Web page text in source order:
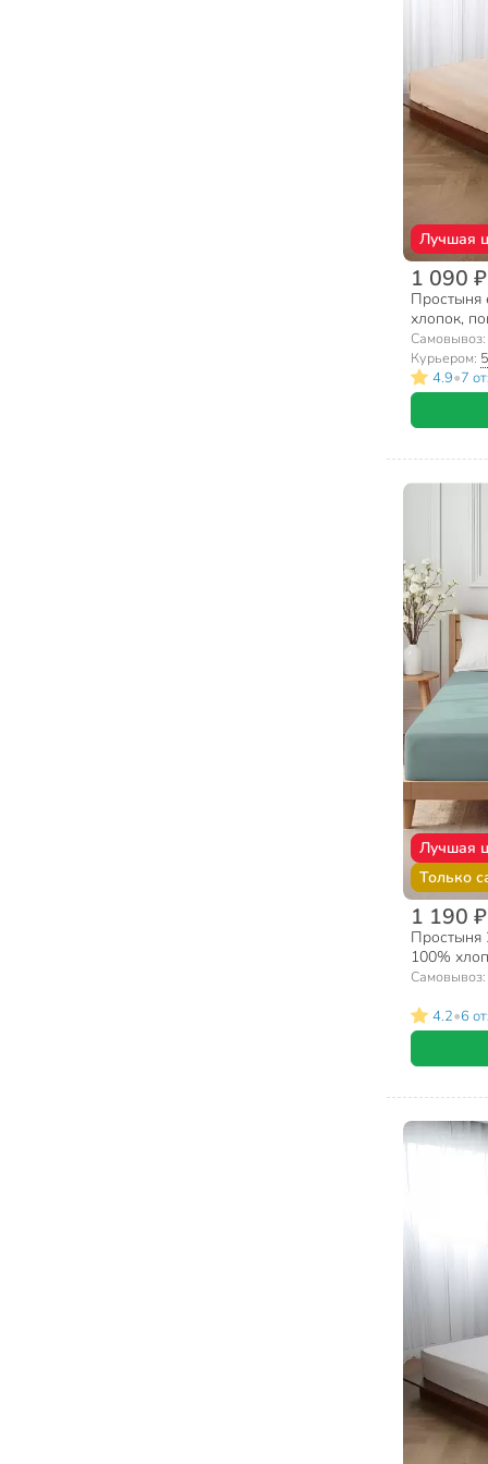
Лучшая
1 090 ₽
Простыня
хлопок,
Самовывоз:
Курьером:
4.9•7
Лучшая
Только
1 190 ₽
Простыня
100%
Самовывоз:
4.2•6